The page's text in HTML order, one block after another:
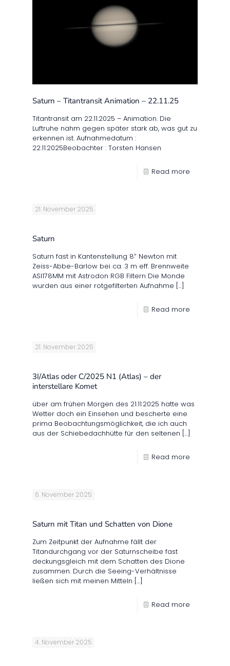
Saturn – Titantransit Animation – 22.11.25
Titantransit am 22.11.2025 – Animation. Die
Luftruhe nahm gegen später stark ab, was gut zu
erkennen ist. Aufnahmedatum :
22.11.2025Beobachter : Torsten Hansen
Read more
21. November 2025
Saturn
Saturn fast in Kantenstellung 8″ Newton mit
Zeiss-Abbe-Barlow bei ca. 3 m eff. Brennweite
ASI178MM mit Astrodon RGB Filtern Die Monde
wurden aus einer rotgefilterten Aufnahme […]
Read more
21. November 2025
3I/Atlas oder C/2025 N1 (Atlas) – der
interstellare Komet
über am frühen Morgen des 21.11.2025 hatte was
Wetter doch ein Einsehen und bescherte eine
prima Beobachtungsmöglichkeit, die ich auch
aus der Schiebedachhütte für den seltenen […]
Read more
6. November 2025
Saturn mit Titan und Schatten von Dione
Zum Zeitpunkt der Aufnahme fällt der
Titandurchgang vor der Saturnscheibe fast
deckungsgleich mit dem Schatten des Dione
zusammen. Durch die Seeing-Verhältnisse
ließen sich mit meinen Mitteln […]
Read more
4. November 2025